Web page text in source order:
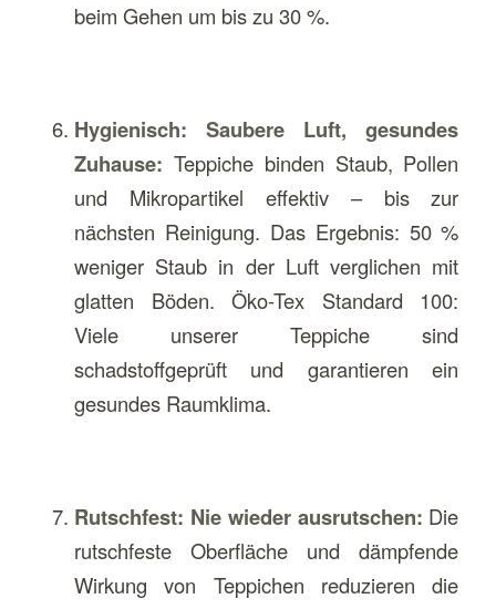
beim Gehen um bis zu 30 %.
Hygienisch: Saubere Luft, gesundes
Zuhause: Teppiche binden Staub, Pollen
und Mikropartikel effektiv – bis zur
nächsten Reinigung. Das Ergebnis: 50 %
weniger Staub in der Luft verglichen mit
glatten Böden. Öko-Tex Standard 100:
Viele unserer Teppiche sind
schadstoffgeprüft und garantieren ein
gesundes Raumklima.
Rutschfest: Nie wieder ausrutschen: Die
rutschfeste Oberfläche und dämpfende
Wirkung von Teppichen reduzieren die